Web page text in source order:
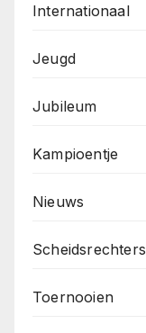
Internationaal
Jeugd
Jubileum
Kampioentje
Nieuws
Scheidsrechters
Toernooien